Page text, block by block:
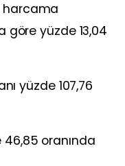
harcama
göre yüzde 13,04
yüzde 107,76
46,85 oranında